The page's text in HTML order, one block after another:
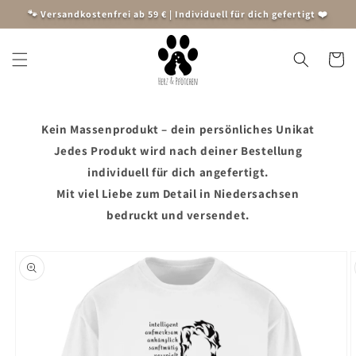
zum
Inhalt
🐾 Versandkostenfrei ab 59 € | Individuell für dich gefertigt ❤️
Kein Massenprodukt – dein persönliches Unikat
Jedes Produkt wird nach deiner Bestellung
individuell für dich angefertigt.
Mit viel Liebe zum Detail in Niedersachsen
bedruckt und versendet.